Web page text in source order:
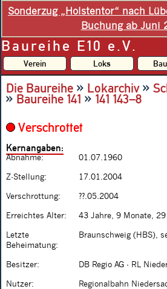
Sonderzug „Holstentor“ nach
Buchung ab Juni
Baureihe E10 e.V.
Verein Loks
Die Baureihe » Lokarchiv»
»Baureihe 141 »141 143–8
Verschrottet
Kernangaben:
Abnahme: 01.07.1960
Z-Stellung: 17.01.2004
Verschrottung: ??.05.2004
Erreichtes Alter: 43 Jahre, 9 Monate, 29
Letzte
Beheimatung:
Braunschweig (HBS),
Besitzer: DB Regio AG - RL
Nutzer: Regionalbahn